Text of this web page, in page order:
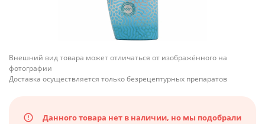
Внешний вид товара может отличаться от изображённого на
фотографии
Доставка осуществляется только безрецептурных препаратов
Данного товара нет в наличии, но мы подобрали